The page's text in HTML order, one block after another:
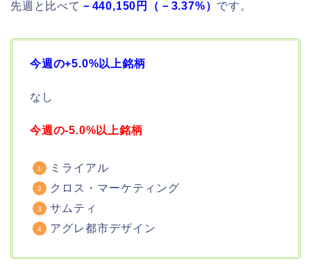
先週と比べて －440,150 円（－3.37%） です。
今週の+5.0%以上銘柄
なし
今週の-5.0%以上銘柄
ミライアル
クロス・マーケティング
サムティ
アグレ都市デザイン